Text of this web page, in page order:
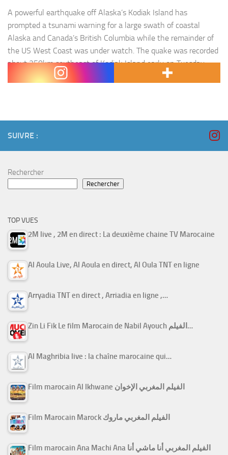
A powerful earthquake off Alaska’s Kodiak Island has
prompted a tsunami warning for a large swath of coastal
Alaska and Canada’s British Columbia while the remainder of
the US West Coast was under watch. The quake was recorded
about 250km southeast of Kodiak Island early on Tuesday
morning. Warnings from the National Weather Service sent…
SUIVRE :
Rechercher
Rechercher
TOP VUES
2M live , 2M en direct : La deuxième chaine TV Marocaine
Al Aoula Live, Al Aoula en direct, Al Oula TNT en ligne
Arryadia TNT en direct , Arriadia en ligne ,…
Zin Li Fik Le film Marocain de Nabil Ayouch الفيلم…
Al Maghribia live : la chaîne marocaine qui…
Film marocain Al Ikhwane الفيلم المغربي الإخوان
Film Marocain Marock الفيلم المغربي ماروك
Film marocain Ana Machi Ana الفيلم المغربي أنا ماشي أنا